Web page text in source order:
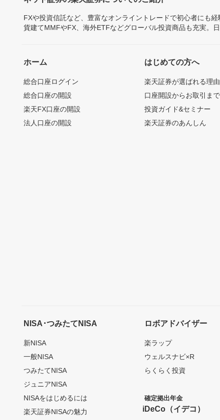
FXや投資信託など、豊富なオンライントレードで初心者にも
貨建てMMFやFX、海外ETFなどグローバル投資商品も充実。
ホーム
総合口座ログイン
総合口座の開設
楽天FX口座の開設
法人口座の開設
はじめての方へ
楽天証券が選ばれる理由
口座開設からお取引ま
投資ガイド&セミナー
楽天証券のあんしん
NISA･つみたてNISA
新NISA
一般NISA
つみたてNISA
ジュニアNISA
NISAをはじめるには
楽天証券NISAの魅力
ロボアドバイザー
楽ラップ
ウェルスナビ×R
らくらく投資
確定拠出年金
iDeCo（イデコ）